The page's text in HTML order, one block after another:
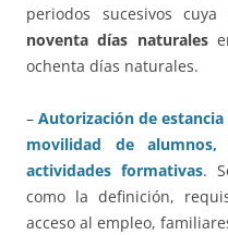
periodos sucesivos
noventa días naturales
ochenta días naturales.
– Autorización de
movilidad de
actividades formativas.
como la definición,
acceso al empleo,